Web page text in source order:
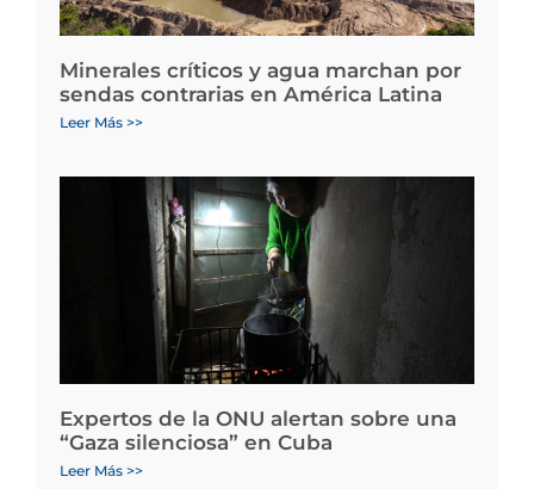
Minerales críticos y agua marchan por
sendas contrarias en América Latina
Leer Más >>
Expertos de la ONU alertan sobre una
“Gaza silenciosa” en Cuba
Leer Más >>